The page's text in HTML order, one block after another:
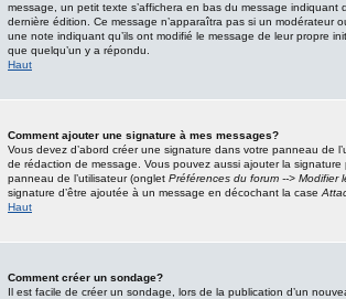
message, un petit texte s’affichera en bas du message indiquant
dernière édition. Ce message n’apparaîtra pas si un modérateur
une note indiquant qu’ils ont modifié le message de leur propre
que quelqu’un y a répondu.
Haut
Comment ajouter une signature à mes messages?
Vous devez d’abord créer une signature dans votre panneau de
de rédaction de message. Vous pouvez aussi ajouter la
panneau de l’utilisateur (onglet Préférences du forum --> Modifier
signature d’être ajoutée à un message en décochant la case
Haut
Comment créer un sondage?
Il est facile de créer un sondage, lors de la publication d’un